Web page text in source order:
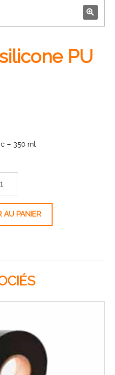
🔍
PU
– 350 ml
AU PANIER